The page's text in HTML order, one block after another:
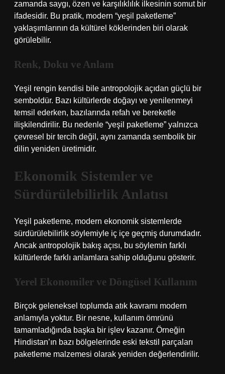
zamanda saygı, özen ve karşılıklılık ilkesinin somut bir
ifadesidir. Bu pratik, modern “yeşil paketleme”
yaklaşımlarının da kültürel köklerinden biri olarak
görülebilir.
Renk, Doku ve Anlam
Yeşil rengin kendisi bile antropolojik açıdan güçlü bir
semboldür. Bazı kültürlerde doğayı ve yenilenmeyi
temsil ederken, bazılarında refah ve bereketle
ilişkilendirilir. Bu nedenle “yeşil paketleme” yalnızca
çevresel bir tercih değil, aynı zamanda sembolik bir
dilin yeniden üretimidir.
Ekonomik Sistemler ve
Sürdürülebilirlik Anlatısı
Yeşil paketleme, modern ekonomik sistemlerde
sürdürülebilirlik söylemiyle iç içe geçmiş durumdadır.
Ancak antropolojik bakış açısı, bu söylemin farklı
kültürlerde farklı anlamlara sahip olduğunu gösterir.
Yerel Ekonomiler ve Döngüsel Kullanım
Birçok geleneksel toplumda atık kavramı modern
anlamıyla yoktur. Bir nesne, kullanım ömrünü
tamamladığında başka bir işlev kazanır. Örneğin
Hindistan’ın bazı bölgelerinde eski tekstil parçaları
paketleme malzemesi olarak yeniden değerlendirilir.